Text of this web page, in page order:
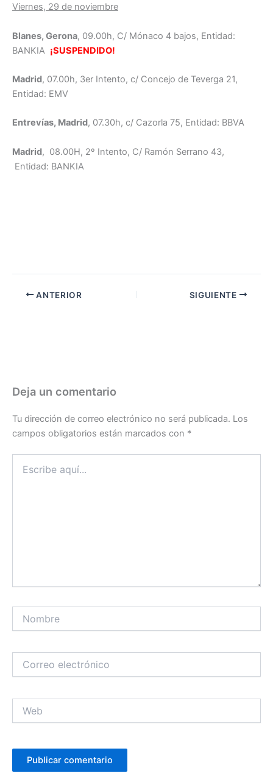
Viernes, 29 de noviembre
Blanes, Gerona, 09.00h, C/ Mónaco 4 bajos, Entidad:
BANKIA ¡SUSPENDIDO!
Madrid, 07.00h, 3er Intento, c/ Concejo de Teverga 21,
Entidad: EMV
Entrevías, Madrid, 07.30h, c/ Cazorla 75, Entidad: BBVA
Madrid, 08.00H, 2º Intento, C/ Ramón Serrano 43,
Entidad: BANKIA
ANTERIOR SIGUIENTE
Deja un comentario
Tu dirección de correo electrónico no será publicada. Los
campos obligatorios están marcados con *
aquí...
electrónico